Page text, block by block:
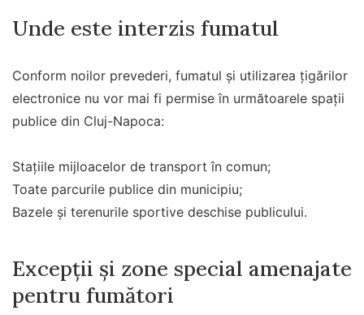
Unde este interzis fumatul
Conform noilor prevederi, fumatul și utilizarea țigărilor
electronice nu vor mai fi permise în următoarele spații
publice din Cluj-Napoca:
Stațiile mijloacelor de transport în comun;
Toate parcurile publice din municipiu;
Bazele și terenurile sportive deschise publicului.
Excepții și zone special amenajate
pentru fumători